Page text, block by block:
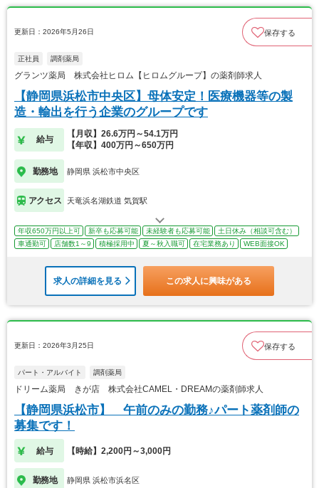
更新日：2026年5月26日 保存する
正社員 調剤薬局
グランツ薬局 株式会社ヒロム【ヒロムグループ】の薬剤師求人
【静岡県浜松市中央区】母体安定！医療機器等の製
造・輸出を行う企業のグループです
給与
【月収】26.6万円～54.1万円
【年収】400万円～650万円
勤務地 静岡県 浜松市中央区
アクセス 天竜浜名湖鉄道 気賀駅
年収650万円以上可 新卒も応募可能 未経験者も応募可能
土日休み（相談可含む）
車通勤可
店舗数1～9 積極採用中 夏～秋入職可 在宅業務あり WEB面接OK
求人の詳細を見る この求人に興味がある
更新日：2026年3月25日 保存する
パート・アルバイト 調剤薬局
ドリーム薬局 きが店 株式会社CAMEL・DREAMの薬剤師求人
【静岡県浜松市】 午前のみの勤務♪パート薬剤師の
募集です！
給与 【時給】2,200円～3,000円
勤務地 静岡県 浜松市浜名区